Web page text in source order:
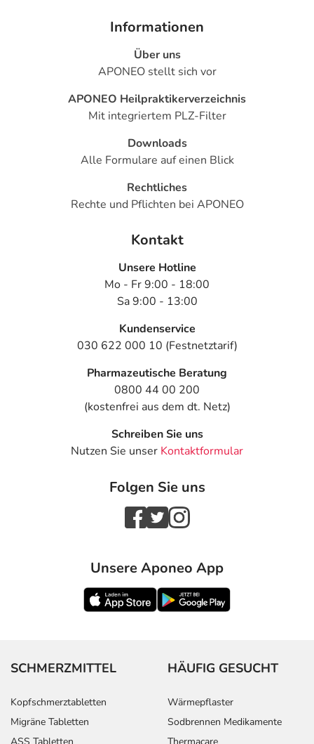
Informationen
Über uns
APONEO stellt sich vor
APONEO Heilpraktikerverzeichnis
Mit integriertem PLZ-Filter
Downloads
Alle Formulare auf einen Blick
Rechtliches
Rechte und Pflichten bei APONEO
Kontakt
Unsere Hotline
Mo - Fr 9:00 - 18:00
Sa 9:00 - 13:00
Kundenservice
030 622 000 10 (Festnetztarif)
Pharmazeutische Beratung
0800 44 00 200
(kostenfrei aus dem dt. Netz)
Schreiben Sie uns
Nutzen Sie unser Kontaktformular
Folgen Sie uns
Unsere Aponeo App
SCHMERZMITTEL
Kopfschmerztabletten
Migräne Tabletten
HÄUFIG GESUCHT
Wärmepflaster
Sodbrennen Medikamente